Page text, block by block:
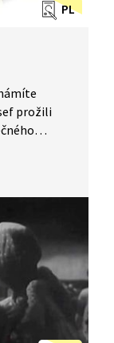
PL
prožili
byl